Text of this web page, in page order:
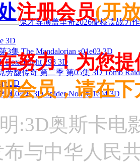
鬼才导演盖里奇2026硬核谍战力
3D
3集 The Mandalorian s01e03 3D
Box: Flight 298 3D
劳馥传奇 第二季 第05集 3D Tomb
3D
第04集 3D Spider-Noir s01e04 3D
注册会员(开
努力！为您
会员，请在
:3D奥斯卡电
与中华人民